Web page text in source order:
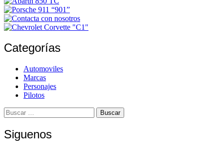
Categorías
Automoviles
Marcas
Personajes
Pilotos
Buscar:
Siguenos